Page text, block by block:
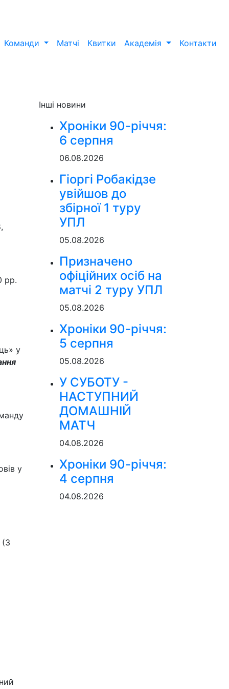
Команди Матчі Квитки Академія Контакти
pp.
у
у
(3
Інші новини
Хроніки 90-річчя:
6 серпня
06.08.2026
Гіоргі Робакідзе
увійшов до
збірної 1 туру
УПЛ
05.08.2026
Призначено
офіційних осіб на
матчі 2 туру УПЛ
05.08.2026
Хроніки 90-річчя:
5 серпня
05.08.2026
У СУБОТУ -
НАСТУПНИЙ
ДОМАШНІЙ
МАТЧ
04.08.2026
Хроніки 90-річчя:
4 серпня
04.08.2026